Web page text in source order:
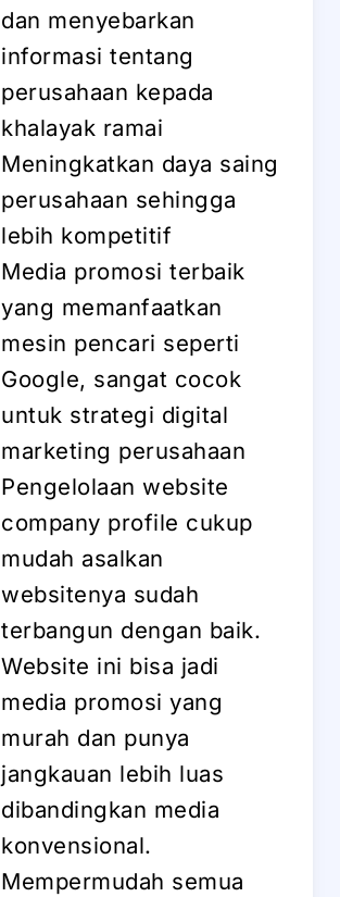
dan menyebarkan
informasi tentang
perusahaan kepada
khalayak ramai
Meningkatkan daya saing
perusahaan sehingga
lebih kompetitif
Media promosi terbaik
yang memanfaatkan
mesin pencari seperti
Google, sangat cocok
untuk strategi digital
marketing perusahaan
Pengelolaan website
company profile cukup
mudah asalkan
websitenya sudah
terbangun dengan baik.
Website ini bisa jadi
media promosi yang
murah dan punya
jangkauan lebih luas
dibandingkan media
konvensional.
Mempermudah semua